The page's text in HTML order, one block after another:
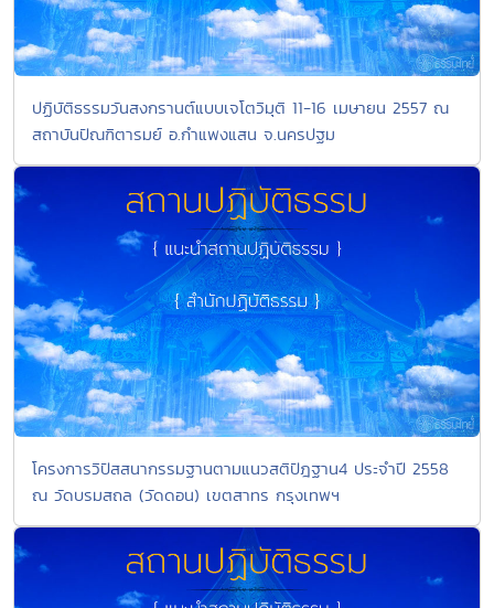
ปฏิบัติธรรมวันสงกรานต์แบบเจโตวิมุติ 11-16 เมษายน 2557 ณ
สถาบันปัณฑิตารมย์ อ.กำแพงแสน จ.นครปฐม
โครงการวิปัสสนากรรมฐานตามแนวสติปัฎฐาน4 ประจำปี 2558
ณ วัดบรมสถล (วัดดอน) เขตสาทร กรุงเทพฯ